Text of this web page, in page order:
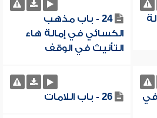
24 - باب مذهب
الكسائي في إمالة هاء
التأنيث في الوقف
في
26 - باب اللامات